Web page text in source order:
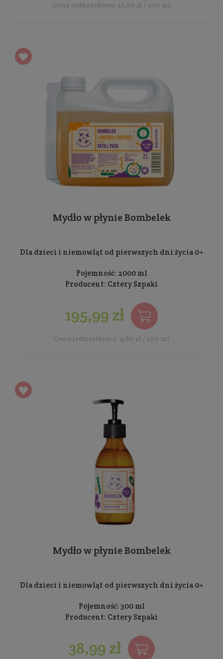
Cena jednostkowa: 13,60 zł / 100 ml
Mydło w płynie Bombelek
Dla dzieci i niemowląt od pierwszych dni życia 0+
Pojemność: 2000 ml
Producent: Cztery Szpaki
195,99 zł
Cena jednostkowa: 9,80 zł / 100 ml
Mydło w płynie Bombelek
Dla dzieci i niemowląt od pierwszych dni życia 0+
Pojemność: 300 ml
Producent: Cztery Szpaki
38,99 zł